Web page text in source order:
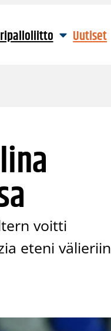
Uutiset
voitti
eteni välieriin